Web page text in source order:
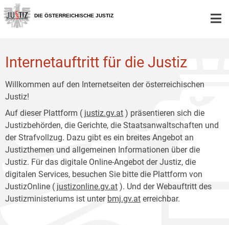
Zur
Hauptnavigation
[1]
Zum
Inhalt
[2]
DIE ÖSTERREICHISCHE JUSTIZ
Internetauftritt für die Justiz
Willkommen auf den Internetseiten der österreichischen
Justiz!
Auf dieser Plattform ( justiz.gv.at ) präsentieren sich die
Justizbehörden, die Gerichte, die Staatsanwaltschaften und
der Strafvollzug. Dazu gibt es ein breites Angebot an
Justizthemen und allgemeinen Informationen über die
Justiz. Für das digitale Online-Angebot der Justiz, die
digitalen Services, besuchen Sie bitte die Plattform von
JustizOnline ( justizonline.gv.at ). Und der Webauftritt des
Justizministeriums ist unter bmj.gv.at erreichbar.